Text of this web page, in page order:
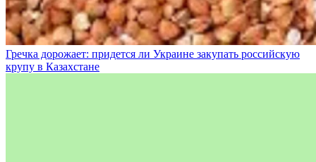
Гречка дорожает: придется ли Украине закупать российскую
крупу в Казахстане